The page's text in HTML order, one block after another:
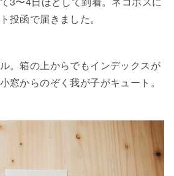
投函で届きました。
。箱の上からでもインデックスが
窓からのぞく我が子がキュート。